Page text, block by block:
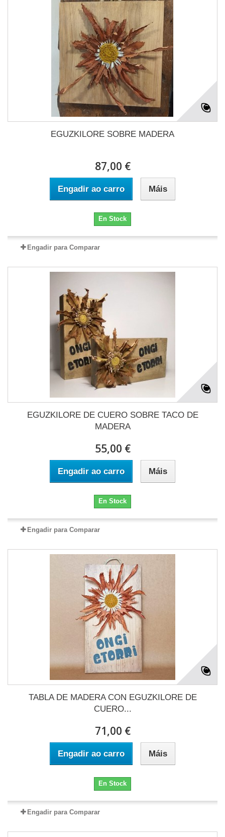
EGUZKILORE SOBRE MADERA
87,00 €
Engadir ao carro Máis
En Stock
Engadir para Comparar
EGUZKILORE DE CUERO SOBRE TACO DE
MADERA
55,00 €
Engadir ao carro Máis
En Stock
Engadir para Comparar
TABLA DE MADERA CON EGUZKILORE DE
CUERO...
71,00 €
Engadir ao carro Máis
En Stock
Engadir para Comparar